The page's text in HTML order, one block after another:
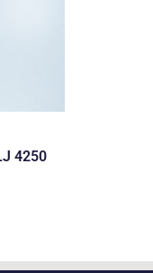
4250